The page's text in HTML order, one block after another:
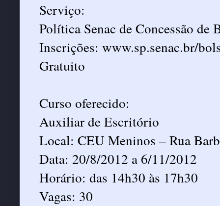
Serviço:
Política Senac de Concessão de
Inscrições: www.sp.senac.br/
Gratuito
Curso oferecido:
Auxiliar de Escritório
Local: CEU Meninos – Rua
Data: 20/8/2012 a 6/11/2012
Horário: das 14h30 às 17h30
Vagas: 30